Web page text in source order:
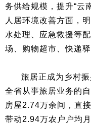
务供给规模，提升“云
人居环境改善方面，
水处理、应急救援等
场、购物超市、快递
旅居正成为乡村
全省从事旅居业务的
房屋2.74万余间，直
带动2.94万农户户均